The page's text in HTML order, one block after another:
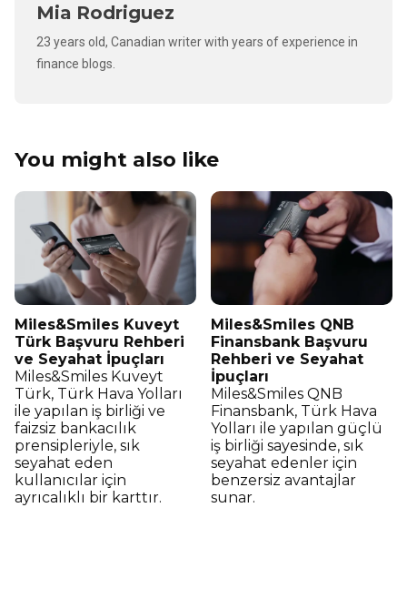
Mia Rodriguez
23 years old, Canadian writer with years of experience in
finance blogs.
You might also like
Miles&Smiles Kuveyt
Türk Başvuru Rehberi
ve Seyahat İpuçları
Miles&Smiles Kuveyt
Türk, Türk Hava Yolları
ile yapılan iş birliği ve
faizsiz bankacılık
prensipleriyle, sık
seyahat eden
kullanıcılar için
ayrıcalıklı bir karttır.
Miles&Smiles QNB
Finansbank Başvuru
Rehberi ve Seyahat
İpuçları
Miles&Smiles QNB
Finansbank, Türk Hava
Yolları ile yapılan güçlü
iş birliği sayesinde, sık
seyahat edenler için
benzersiz avantajlar
sunar.